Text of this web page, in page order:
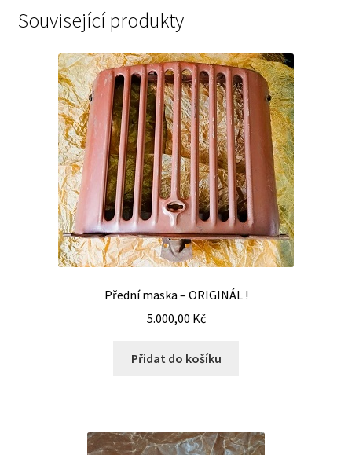
Související produkty
Přední maska – ORIGINÁL !
5.000,00 Kč
Přidat do košíku